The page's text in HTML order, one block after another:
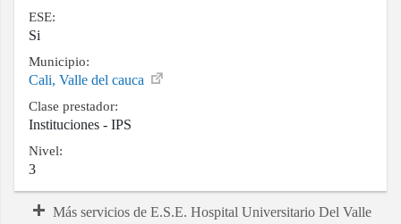
ESE:
Si
Municipio:
Cali, Valle del cauca
Clase prestador:
Instituciones - IPS
Nivel:
3
Más servicios de E.S.E. Hospital Universitario Del Valle